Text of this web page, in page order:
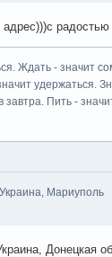
радостью
Ждать - значит
удержаться.
завтра. Пить -
Мариуполь
Донецкая